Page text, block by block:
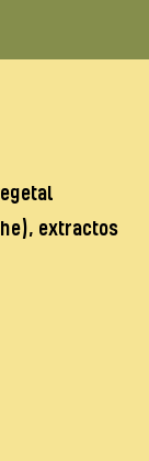
extractos